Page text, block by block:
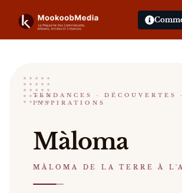
Màloma
MÀLOMA DE LA TERRE À
Màloma Màloma est un
Catalogue : restaurants, presse, vidéos.
TENDANCES · DÉCOUVERTES ·
INSPIRATIONS
Màloma
MÀLOMA DE LA TERRE À